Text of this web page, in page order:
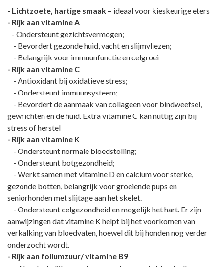
- Lichtzoete, hartige smaak – ideaal voor kieskeurige eters
- Rijk aan vitamine A
- Ondersteunt gezichtsvermogen;
- Bevordert gezonde huid, vacht en slijmvliezen;
- Belangrijk voor immuunfunctie en celgroei
- Rijk aan vitamine C
- Antioxidant bij oxidatieve stress;
- Ondersteunt immuunsysteem;
- Bevordert de aanmaak van collageen voor bindweefsel,
gewrichten en de huid. Extra vitamine C kan nuttig zijn bij
stress of herstel
- Rijk aan vitamine K
- Ondersteunt normale bloedstolling;
- Ondersteunt botgezondheid;
- Werkt samen met vitamine D en calcium voor sterke,
gezonde botten, belangrijk voor groeiende pups en
seniorhonden met slijtage aan het skelet.
- Ondersteunt celgezondheid en mogelijk het hart. Er zijn
aanwijzingen dat vitamine K helpt bij het voorkomen van
verkalking van bloedvaten, hoewel dit bij honden nog verder
onderzocht wordt.
- Rijk aan foliumzuur/ vitamine B9